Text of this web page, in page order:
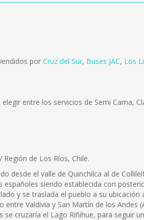
por Cruz del Sur, Buses JAC, Los
elegir entre los servicios de Semi Cama,
de Los Ríos, Chile.
desde el valle de Quinchilca al de
siendo establecida con
y se traslada el pueblo a su
Valdivia y San Martín de los
cruzaría el Lago Riñihue, para